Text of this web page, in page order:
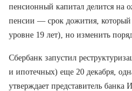
пенсионный капитал делится на
пенсии — срок дожития, который
уровне 19 лет), но изменить
Сбербанк запустил
и ипотечных) еще 20 декабря,
утверждает представитель